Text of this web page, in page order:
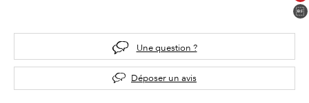
Une question ?
Déposer un avis